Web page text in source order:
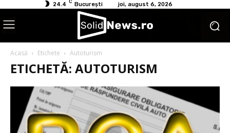
24.4 C București joi, august 6, 2026
Acasă Etichete Autoturism
ETICHETĂ: AUTOTURISM